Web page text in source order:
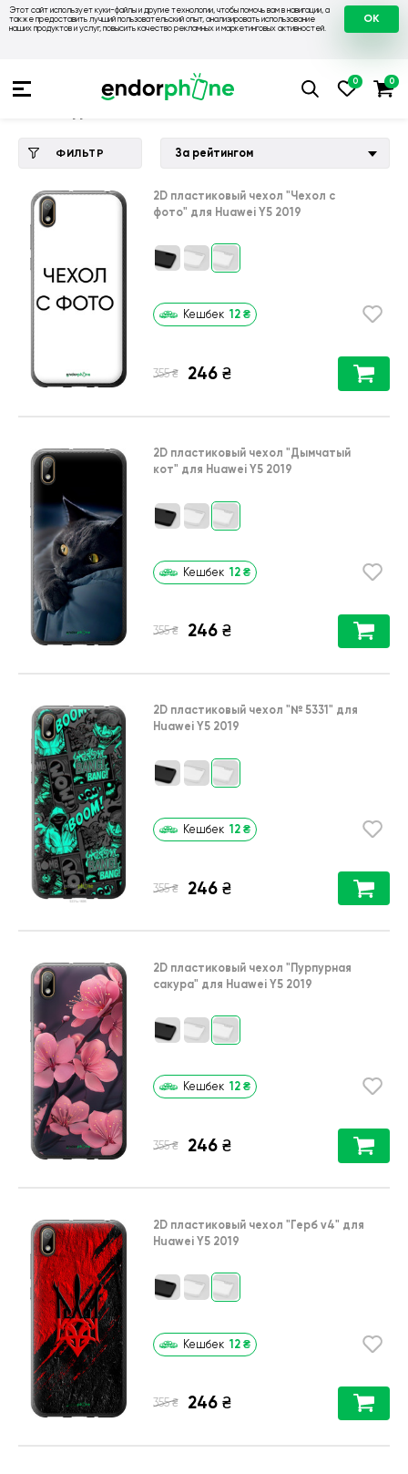
Этот сайт использует куки-файлы и другие технологии, чтобы помочь вам в навигации, а
также предоставить лучший пользовательский опыт, анализировать использование
наших продуктов и услуг, повысить качество рекламных и маркетинговых активностей.
OK
💙 Чехлы на Huawei 💛 Чехол для
ФИЛЬТР За рейтингом
2D пластиковый чехол "Чехол с
фото" для Huawei Y5 2019
Кешбек 12 ₴
355 ₴ 246 ₴
2D пластиковый чехол "Дымчатый
кот" для Huawei Y5 2019
Кешбек 12 ₴
355 ₴ 246 ₴
2D пластиковый чехол "№ 5331" для
Huawei Y5 2019
Кешбек 12 ₴
355 ₴ 246 ₴
2D пластиковый чехол "Пурпурная
сакура" для Huawei Y5 2019
Кешбек 12 ₴
355 ₴ 246 ₴
2D пластиковый чехол "Герб v4" для
Huawei Y5 2019
Кешбек 12 ₴
355 ₴ 246 ₴